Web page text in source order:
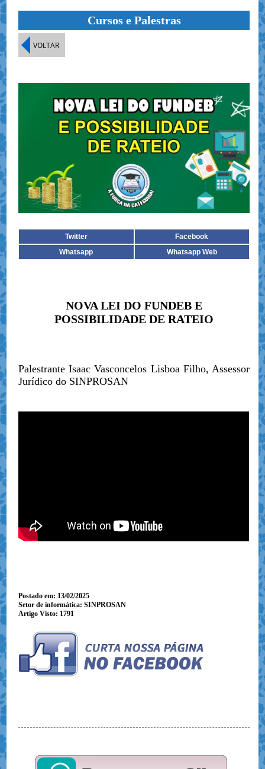
Cursos e Palestras
VOLTAR
Twitter
Facebook
Whatsapp
Whatsapp Web
NOVA LEI DO FUNDEB E
POSSIBILIDADE DE RATEIO
Palestrante Isaac Vasconcelos Lisboa Filho, Assessor
Jurídico do SINPROSAN
Postado em: 13/02/2025
Setor de informática: SINPROSAN
Artigo Visto: 1791